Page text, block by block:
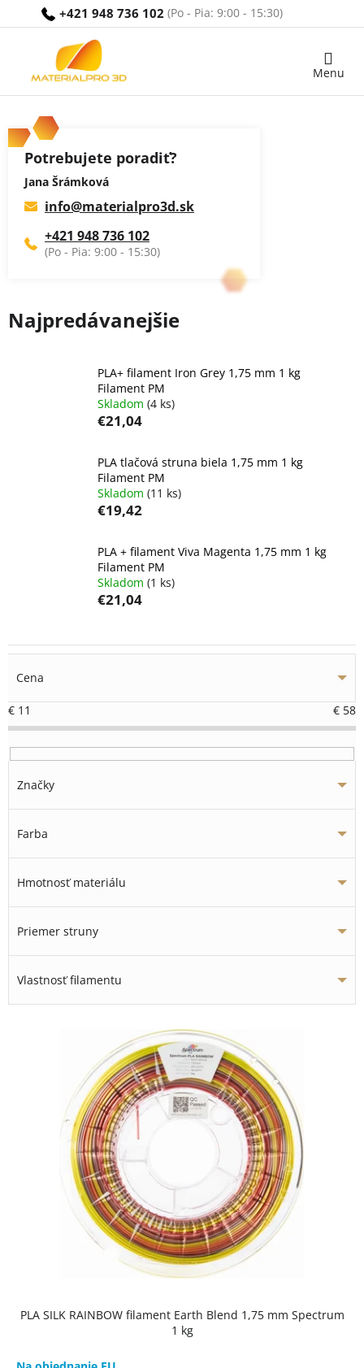
+421 948 736 102
Nákupný
Potrebujete poradiť?
Jana Šrámková
info@materialpro3d.sk
+421 948 736 102
Najpredávanejšie
PLA+ filament Iron Grey 1,75 mm 1 kg
Filament PM
Skladom (4 ks)
€21,04
PLA tlačová struna biela 1,75 mm 1 kg
Filament PM
Skladom (11 ks)
€19,42
PLA + filament Viva Magenta 1,75 mm 1 kg
Filament PM
Skladom (1 ks)
€21,04
Cena
€ 11 € 58
Značky
Farba
Hmotnosť materiálu
Priemer struny
Vlastnosť filamentu
PLA SILK RAINBOW filament Earth Blend 1,75 mm Spectrum
1 kg